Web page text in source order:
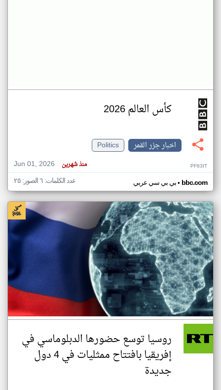
كأس العالم 2026
اخبار جزر القمر
Politics
Jun 01, 2026
منذ شهرين PF63IT
بي بي سي عربي• bbc.com عدد الكلمات: ٦ الصور: ٢٥
روسيا توسع حضورها الدبلوماسي في
إفريقيا بافتتاح ممثليات في 4 دول
جديدة